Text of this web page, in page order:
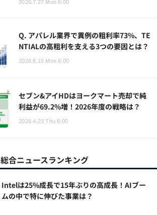
2026.7.27 Mon 6:00
Q. アパレル業界で異例の粗利率73%、TE
NTIALの高粗利を支える3つの要因とは？
2026.6.15 Mon 6:00
セブン&アイHDはヨークマート売却で純
利益が69.2%増！2026年度の戦略は？
2026.4.23 Thu 6:00
総合ニュースランキング
Intelは25%成長で15年ぶりの高成長！AIブー
ムの中で特に伸びた事業は？